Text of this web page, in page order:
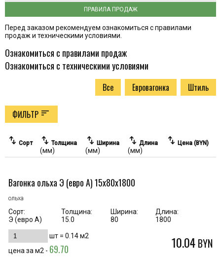
ПРАВИЛА ПРОДАЖ
Перед заказом рекомендуем ознакомиться с правилами
продаж и техническими условиями.
Ознакомиться с правилами продаж
Ознакомиться с техническими условиями
Все Евровагонка Штиль
ФИЛЬТР sort
swap_vert Сорт swap_vert Толщина
(мм)
swap_vert Ширина
(мм)
swap_vert Длина
(мм)
swap_vert Цена (BYN)
Вагонка ольха Э (евро А) 15х80х1800
ольха
Сорт:
Э (евро А)
Толщина:
15.0
Ширина:
80
Длина:
1800
шт = 0.14м2
цена за м2 - 69.70 10.04 BYN